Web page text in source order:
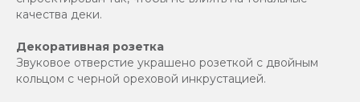
качества деки.
Декоративная розетка
Звуковое отверстие украшено розеткой с двойным
кольцом с черной ореховой инкрустацией.